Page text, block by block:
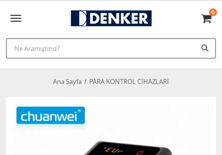
0
Ana Sayfa PARA KONTROL CİHAZLARI